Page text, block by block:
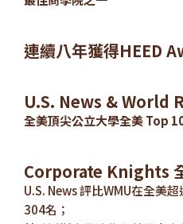
連續八年獲得HEED
U.S. News & World
全美頂尖公立大學全美 Top
Corporate Knights
U.S. News 評比WMU在全美
304名；